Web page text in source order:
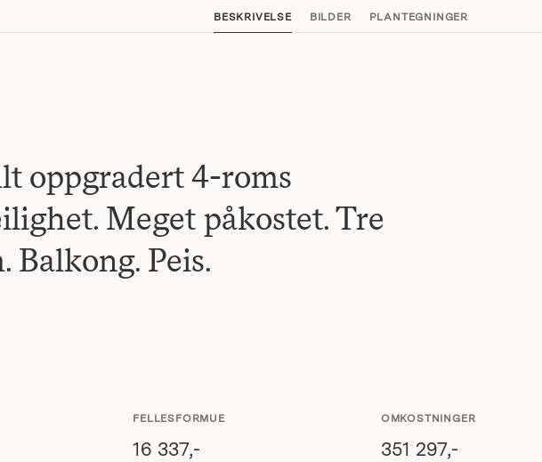
BESKRIVELSE BILDER PLANTEGNINGER
oppgradert 4-roms
Meget påkostet. Tre
Balkong. Peis.
FELLESFORMUE
16 337,-
OMKOSTNINGER
351 297,-